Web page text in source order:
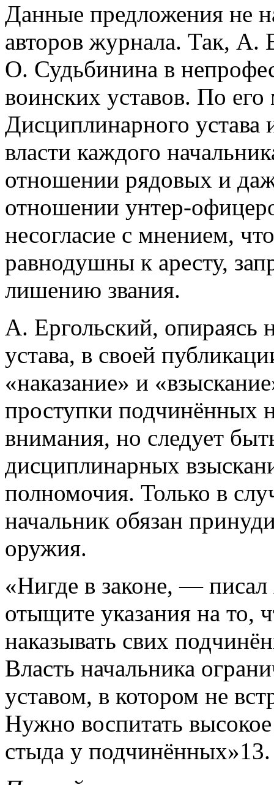
Данные предложения не
авторов журнала. Так, А.
О. Судьбинина в
воинских уставов. По
Дисциплинарного устава
власти каждого
отношении рядовых и
отношении унтер-
несогласие с мнением,
равнодушны к аресту,
лишению звания.
А. Ергольский, опираясь
устава, в своей
«наказание» и
проступки подчинённых
внимания, но следует
дисциплинарных
полномочия. Только в
начальник обязан
оружия.
«Нигде в законе, —
отыщите указания на то,
наказывать свих
Власть начальника
уставом, в котором не
Нужно воспитать
стыда у